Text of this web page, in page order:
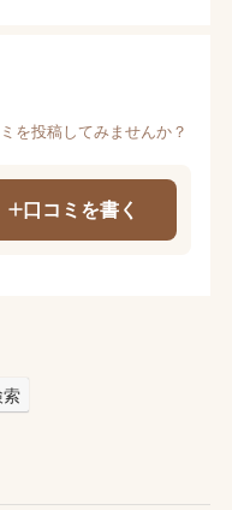
を投稿してみませんか？
口コミを書く
索